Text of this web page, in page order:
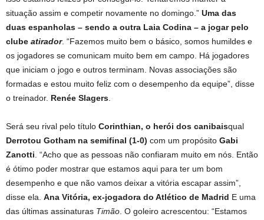
situação assim e competir novamente no domingo.” Uma das
duas espanholas – sendo a outra Laia Codina – a jogar pelo
clube atirador. “Fazemos muito bem o básico, somos humildes e
os jogadores se comunicam muito bem em campo. Há jogadores
que iniciam o jogo e outros terminam. Novas associações são
formadas e estou muito feliz com o desempenho da equipe”, disse
o treinador. Renée Slagers
Será seu rival pelo título Corinthian, o herói dos canibaisqual
Derrotou Gotham na semifinal (1-0) com um propósito Gabi
Zanotti . “Acho que as pessoas não confiaram muito em nós. Então
é ótimo poder mostrar que estamos aqui para ter um bom
desempenho e que não vamos deixar a vitória escapar assim”,
disse ela. Ana Vitória, ex-jogadora do Atlético de Madrid E uma
das últimas assinaturas Timão . O goleiro acrescentou: “Estamos